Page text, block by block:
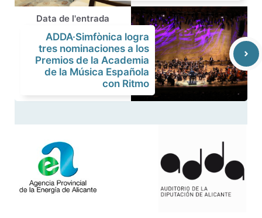
Data de l'entrada
ADDA·Simfònica logra
tres nominaciones a los
Premios de la Academia
de la Música Española
con Ritmo